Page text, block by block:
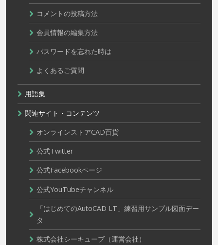
コメントの投稿方法
会員情報の編集方法
パスワードを忘れた時は
よくあるご質問
用語集
関連サイト・コンテンツ
オンラインストアCAD百貨
公式Twitter
公式Facebookページ
公式YouTubeチャンネル
「はじめてのAutoCAD LT」練習用サンプル図面デー
タ
株式会社シーキューブ（運営会社）